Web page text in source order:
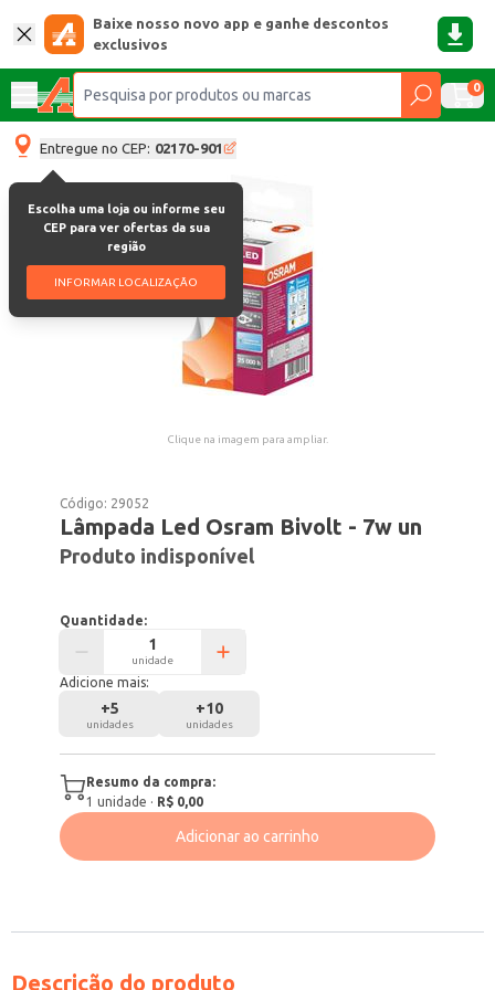
Baixe nosso novo app e ganhe descontos
exclusivos
0
Entregue no CEP: 02170-901
Escolha uma loja ou informe seu
CEP para ver ofertas da sua
região
INFORMAR LOCALIZAÇÃO
Clique na imagem para ampliar.
Código: 29052
Lâmpada Led Osram Bivolt - 7w un
Produto indisponível
Quantidade:
unidade
Adicione mais:
+5
unidades
+10
unidades
Resumo da compra:
1 unidade · R$ 0,00
Adicionar ao carrinho
Descrição do produto